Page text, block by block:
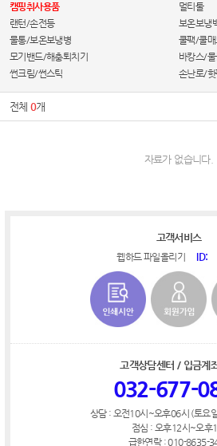
캠핑취사용품
멀티툴
랜턴/손전등
보온보냉
물통/보온보냉병
쿨팩/쿨
모기밴드/해충퇴치기
바캉스/
썬크림/썬스틱
손난로/핫
전체0개
자료가 없습니다.
고객서비스
웹하드 파일올리기 ID:
고객상담센터 / 입금계
032-677-
상담 : 오전10시~오후06시 (토요
점심 : 오후12시~오후1
급한연락 : 010-8635-